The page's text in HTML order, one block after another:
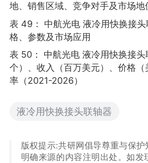
地、销售区域、竞争对手及市场地
表 49： 中航光电 液冷用快换接
格、参数及市场应用
表 50： 中航光电 液冷用快换接
个）、收入（百万美元）、价格（
率（2021-2026）
液冷用快换接头联轴器
版权提示:共研网倡导尊重与保
明确来源的内容注明出处。如发